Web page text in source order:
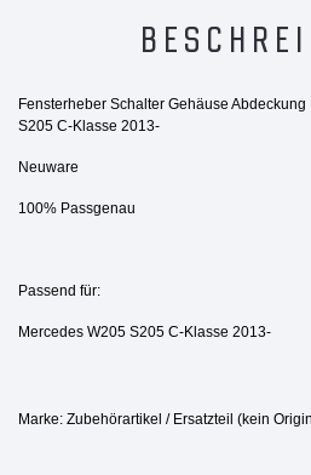
Fensterheber Schalter Gehäuse
S205 C-Klasse 2013-
Neuware
100% Passgenau
Passend für:
Mercedes W205 S205 C-Klasse 2013-
Marke: Zubehörartikel / Ersatzteil (kein